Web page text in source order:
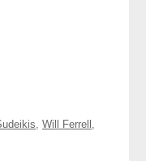
, Will Ferrell ,